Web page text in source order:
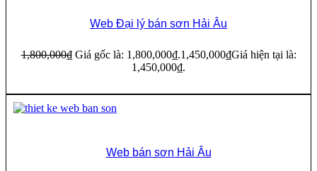
Web Đại lý bán sơn Hải Âu
1,800,000₫ Giá gốc là: 1,800,000₫.1,450,000₫Giá hiện tại là:
1,450,000₫.
Web bán sơn Hải Âu